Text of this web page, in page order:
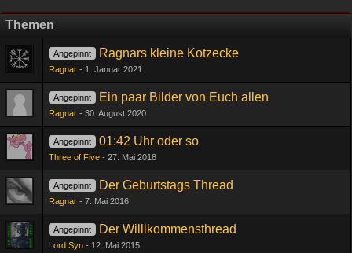
Themen
Angepinnt Ragnars kleine Kotzecke
Ragnar 1. Januar 2021
Angepinnt Ein paar Bilder von Euch allen
Ragnar 30. August 2020
Angepinnt 01:42 Uhr oder so
Three of Five 27. Mai 2018
Angepinnt Der Geburtstags Thread
Ragnar 7. Mai 2016
Angepinnt Der Willlkommensthread
Lord Syn 12. Mai 2015